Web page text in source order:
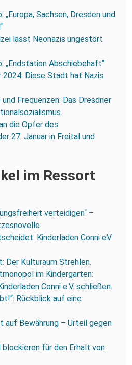
„Europa, Sachsen, Dresden und
lässt Neonazis ungestört
„Endstation Abschiebehaft“
2024: Diese Stadt hat Nazis
Frequenzen: Das Dresdner
die Opfer des
27. Januar in Freital und
im Ressort
verteidigen“ –
Kinderladen Conni eV
Der Kulturaum Strehlen.
im Kindergarten:
Conni e.V. schließen.
Rückblick auf eine
auf Bewährung – Urteil gegen
blockieren für den Erhalt von